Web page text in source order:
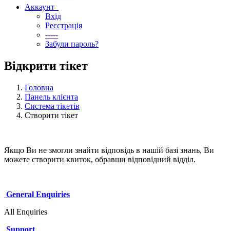
Аккаунт
Вхід
Реєстрація
-----
Забули пароль?
Відкрити тікет
Головна
Панель клієнта
Система тікетів
Створити тікет
Якщо Ви не змогли знайти відповідь в нашій базі знань, Ви
можете створити квиток, обравши відповідний відділ.
General Enquiries
All Enquiries
Support